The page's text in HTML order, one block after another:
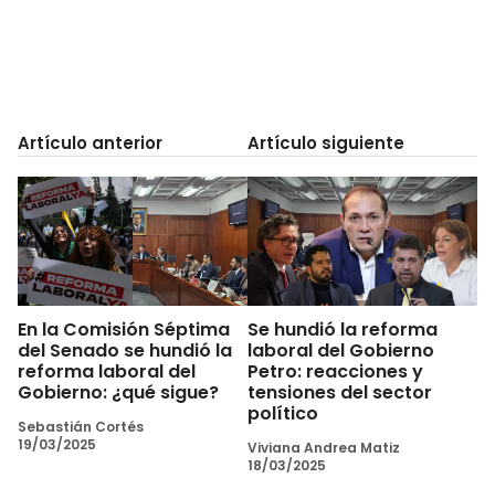
Artículo anterior
En la Comisión Séptima
del Senado se hundió la
reforma laboral del
Gobierno: ¿qué sigue?
Sebastián Cortés
19/03/2025
Artículo siguiente
Se hundió la reforma
laboral del Gobierno
Petro: reacciones y
tensiones del sector
político
Viviana Andrea Matiz
18/03/2025